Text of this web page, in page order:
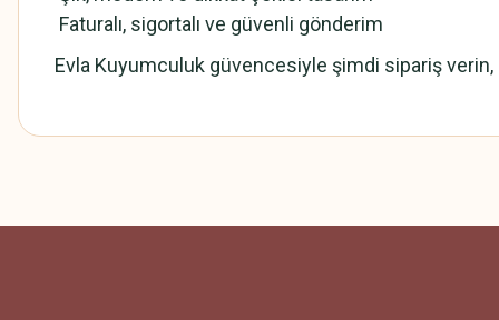
Faturalı, sigortalı ve güvenli gönderim
Evla Kuyumculuk güvencesiyle şimdi sipariş verin,